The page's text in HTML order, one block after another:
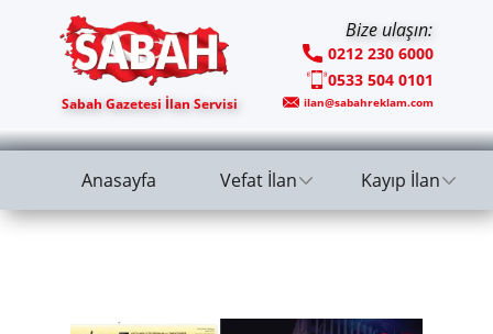
Bize ulaşın:
0212 230 6000
0533 504 0101
Sabah Gazetesi İlan Servisi ilan@sabahreklam.com
Anasayfa Vefat İlan Kayıp İlan